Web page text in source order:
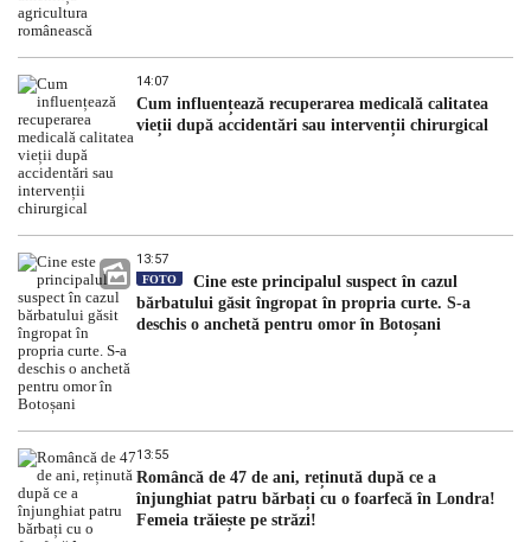
14:07
Cum influențează recuperarea medicală calitatea
vieții după accidentări sau intervenții chirurgical
13:57
FOTO
Cine este principalul suspect în cazul
bărbatului găsit îngropat în propria curte. S-a
deschis o anchetă pentru omor în Botoșani
13:55
Româncă de 47 de ani, reținută după ce a
înjunghiat patru bărbați cu o foarfecă în Londra!
Femeia trăiește pe străzi!